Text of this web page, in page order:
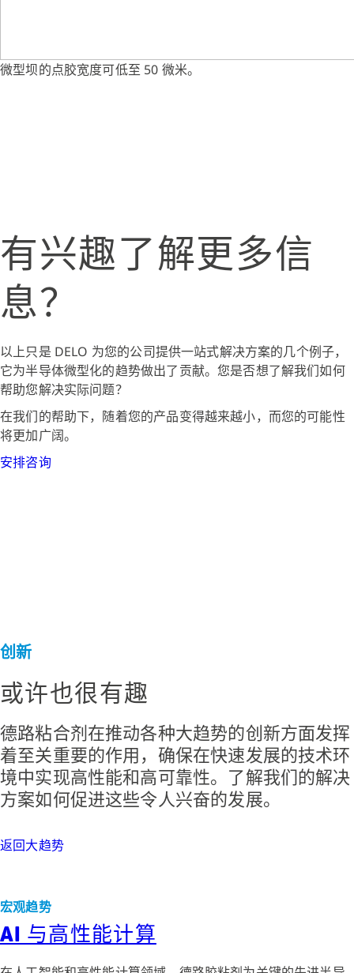
微型坝的点胶宽度可低至 50 微米。
有兴趣了解更多信
息？
以上只是 DELO 为您的公司提供一站式解决方案的几个例子，
它为半导体微型化的趋势做出了贡献。您是否想了解我们如何
帮助您解决实际问题？
在我们的帮助下，随着您的产品变得越来越小，而您的可能性
将更加广阔。
安排咨询
创新
或许也很有趣
德路粘合剂在推动各种大趋势的创新方面发挥
着至关重要的作用，确保在快速发展的技术环
境中实现高性能和高可靠性。了解我们的解决
方案如何促进这些令人兴奋的发展。
返回大趋势
宏观趋势
AI 与高性能计算